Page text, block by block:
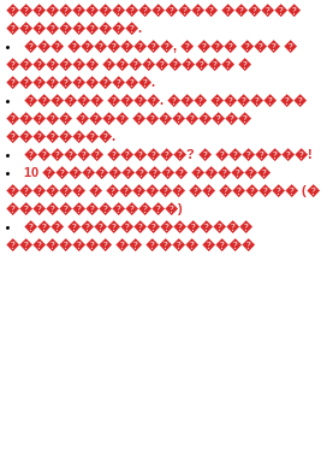
���������������� ������
����������.
��� ��������, � ��� ��� �
������� ���������� �
�����������.
������ ����. ��� ����� ��
����� ���� ���������
��������.
������ ������? � �������!
10 ����������� ������
������ � ������ �� ������ (�
�������������)
��� ��������������
�������� �� ���� ����